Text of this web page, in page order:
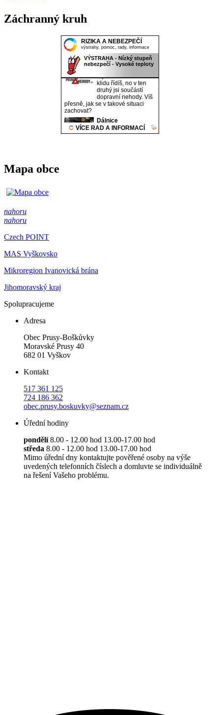
Záchranný kruh
Mapa obce
nahoru
nahoru
Czech POINT
MAS Vyškovsko
Mikroregion Ivanovická brána
Jihomoravský kraj
Spolupracujeme
Adresa
Obec Prusy-Boškůvky
Moravské Prusy 40
682 01 Vyškov
Kontakt
517 361 125
724 186 362
obec.prusy.boskuvky@seznam.cz
Úřední hodiny
pondělí8.00 - 12.00 hod 13.00-17.00 hod
středa 8.00 - 12.00 hod 13.00-17.00 hod
Mimo úřední dny kontaktujte pověřené osoby na výše
uvedených telefonních číslech a domluvte se individuálně
na řešení Vašeho problému.